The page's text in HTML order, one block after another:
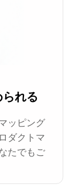
れる
ッピング
ダクトマ
たでもご